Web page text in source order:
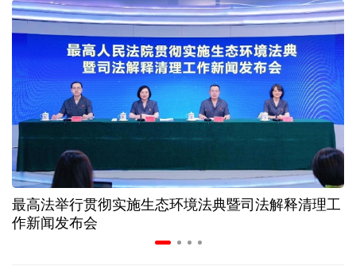
入境游火热 前7月北京离境退税各项数据均创新高
我国自阿根廷进口的牛肉已达到规定数量的50%
上半年我国黄金消费量511.412吨 同比增长1.23%
AI客服承诺不实、人工客服接入困难 中消协回应
数据有了“身份证” 我国正稳步推进数据产权登记
最高法举行贯彻实施生态环境法典暨司法解释清理工
作新闻发布会